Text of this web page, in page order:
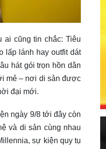
ai cũng tin chắc: Tiêu
lấp lánh hay outfit dát
hát gói trọn hồn dân
mẻ – nơi di sản được
đại mới.
ngày 9/8 tới đây còn
và di sản cùng nhau
sự kiện quy tụ